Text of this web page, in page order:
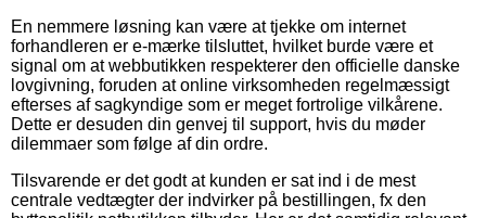
En nemmere løsning kan være at tjekke om internet
forhandleren er e-mærke tilsluttet, hvilket burde være et
signal om at webbutikken respekterer den officielle danske
lovgivning, foruden at online virksomheden regelmæssigt
efterses af sagkyndige som er meget fortrolige vilkårene.
Dette er desuden din genvej til support, hvis du møder
dilemmaer som følge af din ordre.
Tilsvarende er det godt at kunden er sat ind i de mest
centrale vedtægter der indvirker på bestillingen, fx den